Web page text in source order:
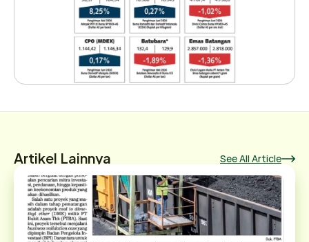
Artikel Lainnya See All Article